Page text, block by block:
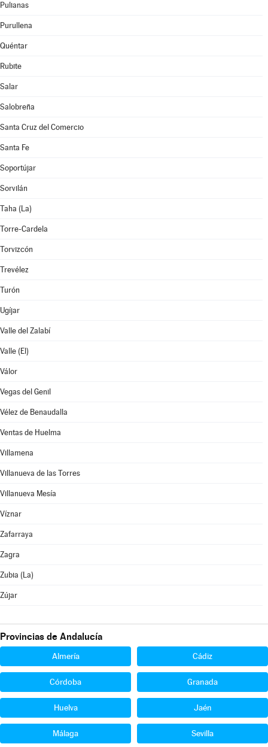
Pulianas
Purullena
Quéntar
Rubite
Salar
Salobreña
Santa Cruz del Comercio
Santa Fe
Soportújar
Sorvilán
Taha (La)
Torre-Cardela
Torvizcón
Trevélez
Turón
Ugíjar
Valle del Zalabí
Valle (El)
Válor
Vegas del Genil
Vélez de Benaudalla
Ventas de Huelma
Villamena
Villanueva de las Torres
Villanueva Mesía
Víznar
Zafarraya
Zagra
Zubia (La)
Zújar
Provincias de Andalucía
Almería Cádiz
Córdoba Granada
Huelva Jaén
Málaga Sevilla